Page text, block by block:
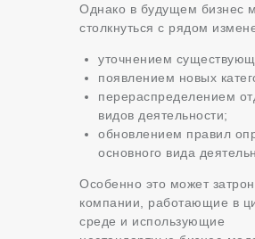
Однако в будущем бизнес
столкнуться с рядом
уточнением
появлением новых
перераспределением
видов деятельности;
обновлением правил
основного вида
Особенно это может
компании, работающие в
среде и использующие